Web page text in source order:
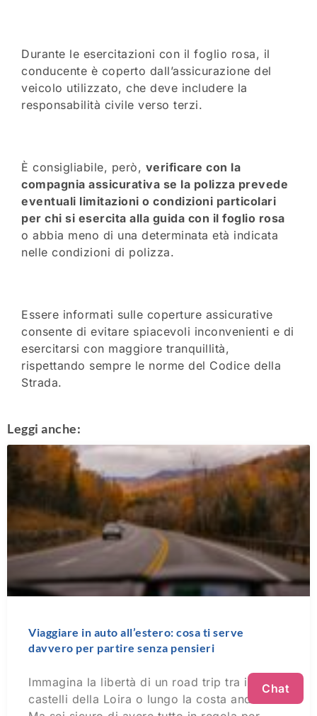
Chat
Durante le esercitazioni con il foglio rosa, il
conducente è coperto dall’assicurazione del
veicolo utilizzato, che deve includere la
responsabilità civile verso terzi.
È consigliabile, però, verificare con la
compagnia assicurativa se la polizza prevede
eventuali limitazioni o condizioni particolari
per chi si esercita alla guida con il foglio rosa
o abbia meno di una determinata età indicata
nelle condizioni di polizza.
Essere informati sulle coperture assicurative
consente di evitare spiacevoli inconvenienti e di
esercitarsi con maggiore tranquillità,
rispettando sempre le norme del Codice della
Strada.
Leggi anche:
Viaggiare in auto all’estero: cosa ti serve
davvero per partire senza pensieri
Immagina la libertà di un road trip tra i
castelli della Loira o lungo la costa andalusa.